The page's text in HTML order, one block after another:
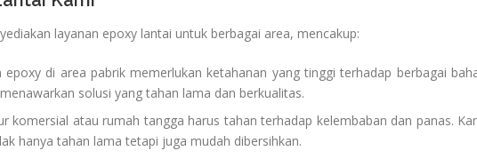
layanan epoxy lantai untuk berbagai area, mencakup:
epoxy di area pabrik memerlukan ketahanan yang tinggi terhadap berbagai
solusi yang tahan lama dan berkualitas.
komersial atau rumah tangga harus tahan terhadap kelembaban dan panas.
hanya tahan lama tetapi juga mudah dibersihkan.